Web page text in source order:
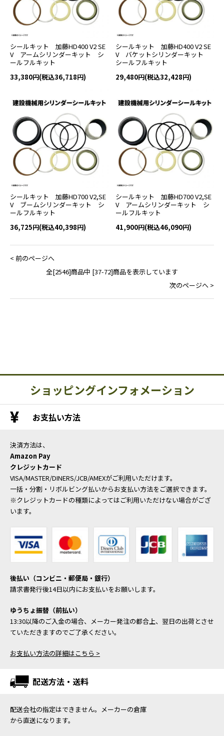
シールキット 加藤HD400 V2 SE
V アームシリンダーキット シ
ールフルキット
33,380円(税込36,718円)
シールキット 加藤HD400 V2 SE
V バケットシリンダーキット
シールフルキット
29,480円(税込32,428円)
シールキット 加藤HD700 V2,SE
V ブームシリンダーキット シ
ールフルキット
36,725円(税込40,398円)
シールキット 加藤HD700 V2,SE
V アームシリンダーキット シ
ールフルキット
41,900円(税込46,090円)
< 前のページへ
全[2546]商品中 [37-72]商品を表示しています
次のページへ >
ショッピングインフォメーション
お支払い方法
決済方法は、
Amazon Pay
クレジットカード
VISA/MASTER/DINERS/JCB/AMEXがご利用いただけます。
一括・分割・リボルビング払いからお支払い方法をご選択できます。
※クレジットカードの種類によってはご利用いただけない場合がござ
います。
後払い（コンビニ・郵便局・銀行）
請求書発行後14日以内にお支払いをお願いします。
ゆうちょ振替（前払い）
13:30以降のご入金の場合、メーカー発注の都合上、翌日の出荷とさせ
ていただきますのでご了承ください。
お支払い方法の詳細はこちら >
配送方法・送料
配送会社の指定はできません。メーカーの倉庫
から直送になります。